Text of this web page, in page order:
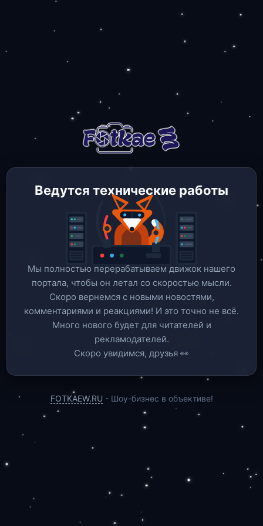
Ведутся технические работы
Мы полностью перерабатываем движок нашего
портала, чтобы он летал со скоростью мысли.
Скоро вернемся c новыми новостями,
комментариями и реакциями! И это точно не всё.
Много нового будет для читателей и
рекламодателей.
Скоро увидимся, друзья 👀
FOTKAEW.RU - Шоу-бизнес в объективе!